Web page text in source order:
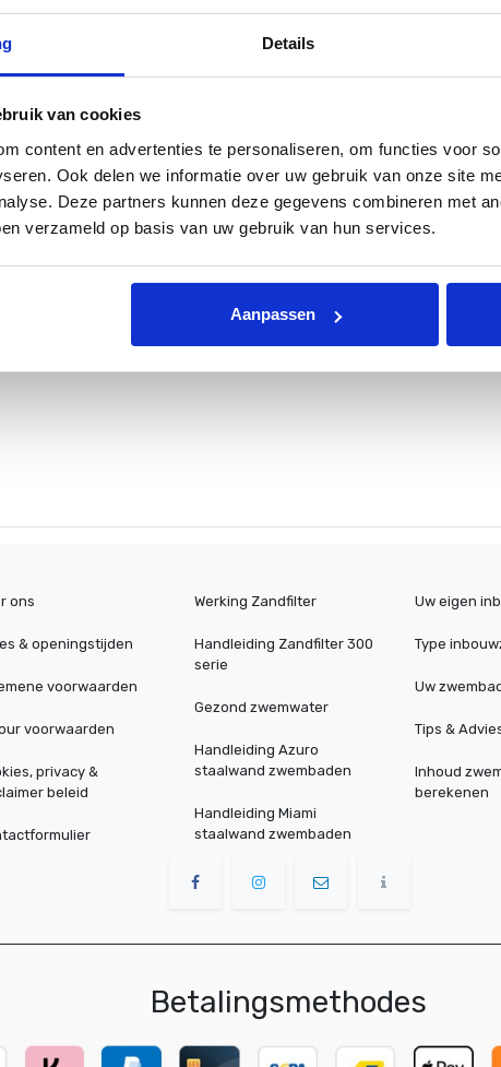
Details
van cookies
content en advertenties te personaliseren, om functies voor
Ook delen we informatie over uw gebruik van onze site
Deze partners kunnen deze gegevens combineren met
verzameld op basis van uw gebruik van hun services.
Aanpassen
van het gebruik van teflon.
een ondoordringbare overgang van slang naar pomp. Een
gedrukt. Het is wel nodig om de slang vast te zetten met
ons
& openingstijden
voorwaarden
voorwaarden
privacy &
beleid
Werking Zandfilter
Handleiding Zandfilter 300
serie
Gezond zwemwater
Handleiding Azuro
staalwand zwembaden
Handleiding Miami
staalwand zwembaden
Uw eigen
Type
Uw
Tips &
Inhoud
berekenen
Betalingsmethodes